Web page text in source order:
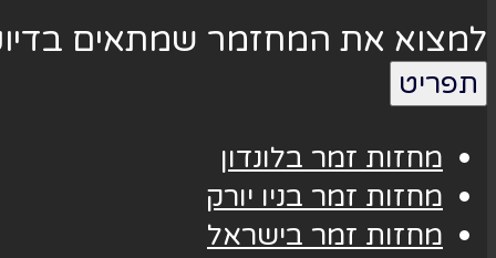
למצוא את המחזמר שמתאים
תפריט
מחזות זמר בלונדון
מחזות זמר בניו יורק
מחזות זמר בישראל